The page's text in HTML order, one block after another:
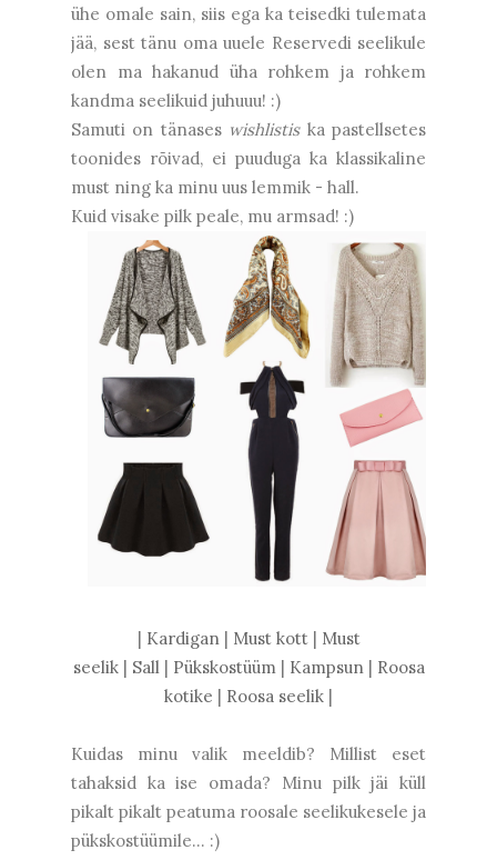
ühe omale sain, siis ega ka teisedki tulemata
jää, sest tänu oma uuele Reservedi seelikule
olen ma hakanud üha rohkem ja rohkem
kandma seelikuid juhuuu! :)
Samuti on tänases wishlistis ka pastellsetes
toonides rõivad, ei puuduga ka klassikaline
must ning ka minu uus lemmik - hall.
Kuid visake pilk peale, mu armsad! :)
Kardigan| Must kott| Must
seelik| Sall| Pükskostüüm| Kampsun| Roosa
kotike
Roosa seelik
Kuidas minu valik meeldib? Millist eset
tahaksid ka ise omada? Minu pilk jäi küll
pikalt pikalt peatuma roosale seelikukesele ja
pükskostüümile... :)